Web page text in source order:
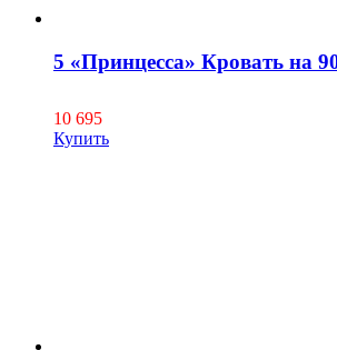
5 «Принцесса» Кровать на
10 695
Купить